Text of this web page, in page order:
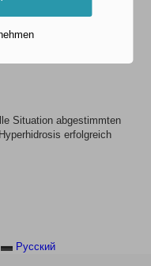
Situation abgestimmten
erfolgreich
Pусский